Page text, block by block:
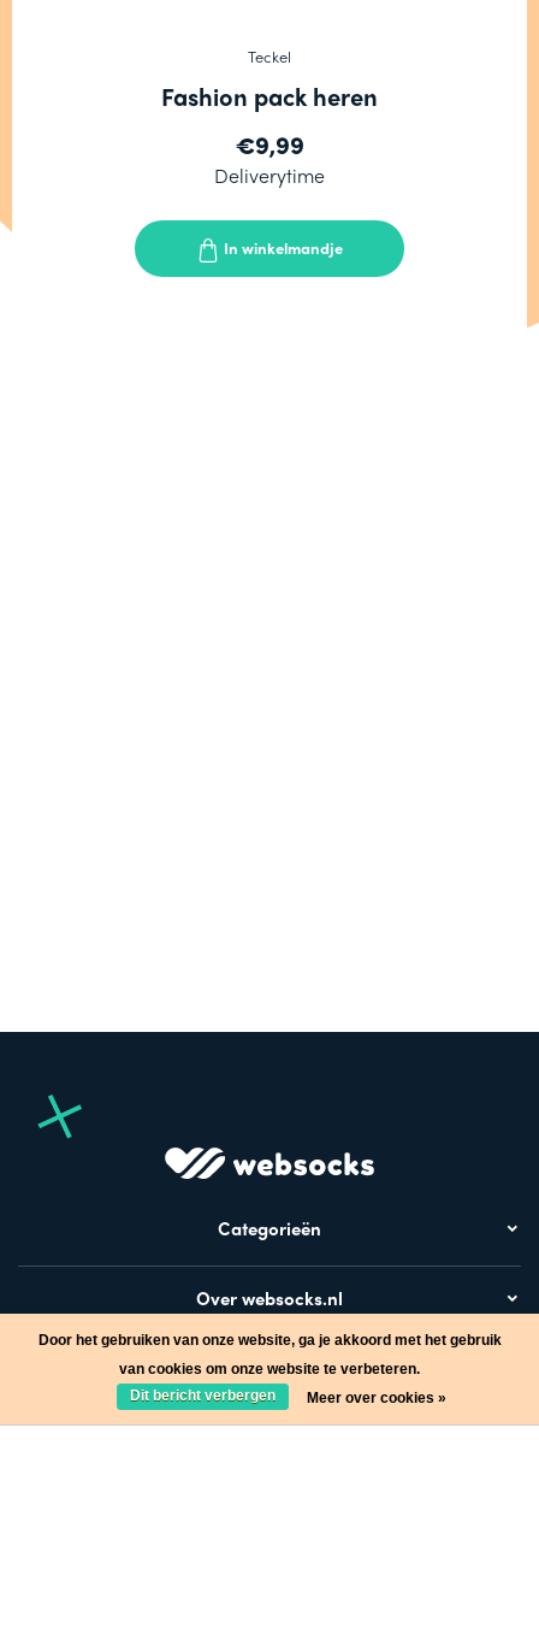
Teckel
Fashion pack heren
€9,99
Deliverytime
In winkelmandje
Categorieën
Over websocks.nl
Bezoek ook
Door het gebruiken van onze website, ga je akkoord met het gebruik
van cookies om onze website te verbeteren.
Dit bericht verbergen
Meer over cookies »